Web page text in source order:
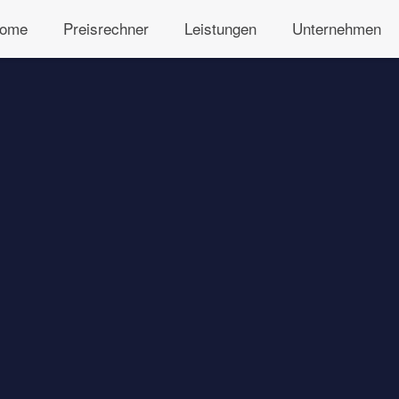
Preisrechner Leistungen Unternehmen